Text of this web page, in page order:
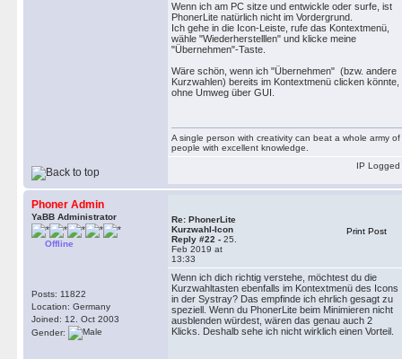
Wenn ich am PC sitze und entwickle oder surfe, ist
PhonerLite natürlich nicht im Vordergrund.
Ich gehe in die Icon-Leiste, rufe das Kontextmenü,
wähle "Wiederherstelllen" und klicke meine
"Übernehmen"-Taste.
Wäre schön, wenn ich "Übernehmen" (bzw. andere
Kurzwahlen) bereits im Kontextmenü clicken könnte,
ohne Umweg über GUI.
A single person with creativity can beat a whole army of
people with excellent knowledge.
IP Logged
Phoner Admin
YaBB Administrator
Offline
Posts: 11822
Location: Germany
Joined: 12. Oct 2003
Gender:
Re: PhonerLite
Kurzwahl-Icon
Reply #22 - 25.
Feb 2019 at
13:33
Print Post
Wenn ich dich richtig verstehe, möchtest du die
Kurzwahltasten ebenfalls im Kontextmenü des Icons
in der Systray? Das empfinde ich ehrlich gesagt zu
speziell. Wenn du PhonerLite beim Minimieren nicht
ausblenden würdest, wären das genau auch 2
Klicks. Deshalb sehe ich nicht wirklich einen Vorteil.